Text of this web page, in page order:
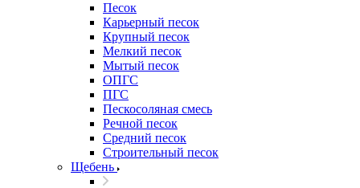
Песок
Карьерный песок
Крупный песок
Мелкий песок
Мытый песок
ОПГС
ПГС
Пескосоляная смесь
Речной песок
Средний песок
Строительный песок
Щебень